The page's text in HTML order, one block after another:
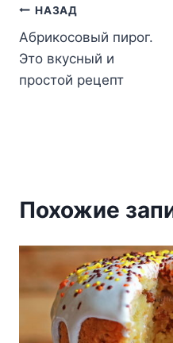
Навигация
по
записям
НАЗАД
Абрикосовый пирог.
Это вкусный и
простой рецепт
Похожие